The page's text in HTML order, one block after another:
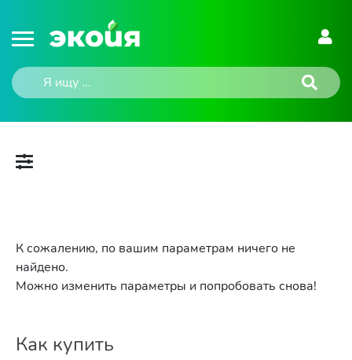
К сожалению, по вашим параметрам ничего не
найдено.
Можно изменить параметры и попробовать снова!
Как купить